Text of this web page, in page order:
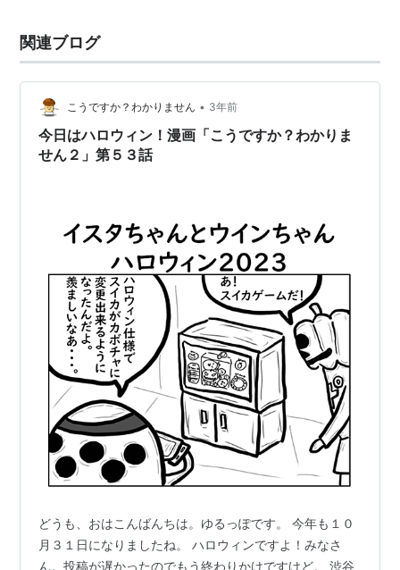
関連ブログ
こうですか？わかりません • 3年前
今日はハロウィン！漫画「こうですか？わかりま
せん２」第５３話
どうも、おはこんばんちは。ゆるっぽです。 今年も１０
月３１日になりましたね。 ハロウィンですよ！みなさ
ん。投稿が遅かったのでもう終わりかけですけど。 渋谷